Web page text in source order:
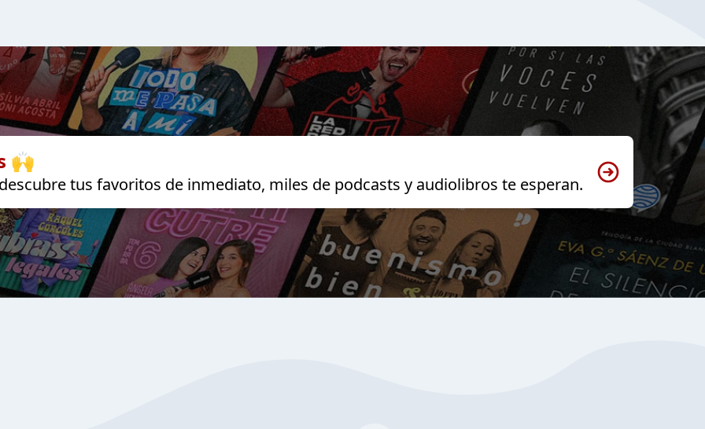
🙌
tus favoritos de inmediato, miles de podcasts y audiolibros te esperan.